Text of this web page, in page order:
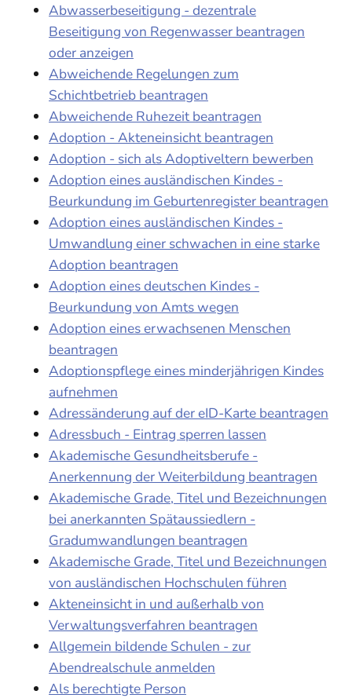
Abwasserbeseitigung - dezentrale
Beseitigung von Regenwasser beantragen
oder anzeigen
Abweichende Regelungen zum
Schichtbetrieb beantragen
Abweichende Ruhezeit beantragen
Adoption - Akteneinsicht beantragen
Adoption - sich als Adoptiveltern bewerben
Adoption eines ausländischen Kindes -
Beurkundung im Geburtenregister beantragen
Adoption eines ausländischen Kindes -
Umwandlung einer schwachen in eine starke
Adoption beantragen
Adoption eines deutschen Kindes -
Beurkundung von Amts wegen
Adoption eines erwachsenen Menschen
beantragen
Adoptionspflege eines minderjährigen Kindes
aufnehmen
Adressänderung auf der eID-Karte beantragen
Adressbuch - Eintrag sperren lassen
Akademische Gesundheitsberufe -
Anerkennung der Weiterbildung beantragen
Akademische Grade, Titel und Bezeichnungen
bei anerkannten Spätaussiedlern -
Gradumwandlungen beantragen
Akademische Grade, Titel und Bezeichnungen
von ausländischen Hochschulen führen
Akteneinsicht in und außerhalb von
Verwaltungsverfahren beantragen
Allgemein bildende Schulen - zur
Abendrealschule anmelden
Als berechtigte Person